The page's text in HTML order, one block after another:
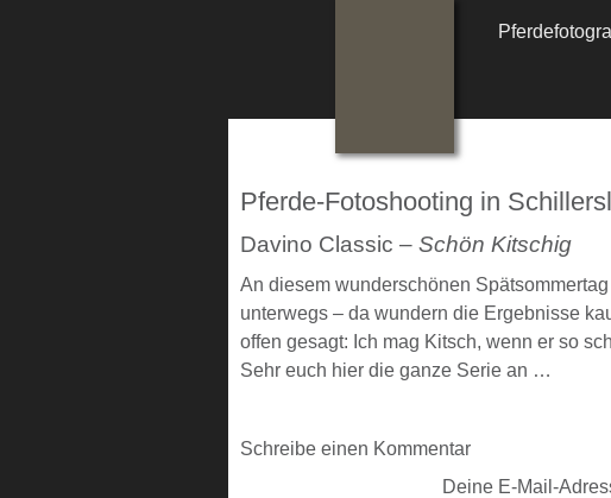
Pferde-Fotoshooting in
Davino Classic – Schön Kitschig
An diesem wunderschönen
unterwegs – da wundern die Ergebnisse
offen gesagt: Ich mag Kitsch, wenn er so
Sehr euch hier die ganze Serie an …
Schreibe einen Kommentar
Deine E-Mail-